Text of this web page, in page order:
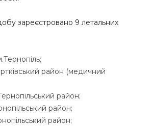
зареєстровано 9 летальних
район (медичний
район;
район;
район;